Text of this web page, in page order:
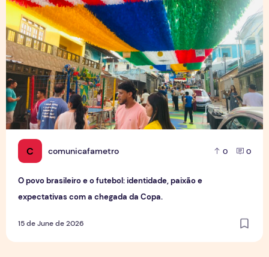
C comunicafametro 0 0
O povo brasileiro e o futebol: identidade, paixão e
expectativas com a chegada da Copa.
15 de June de 2026